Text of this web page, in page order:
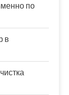
по
в